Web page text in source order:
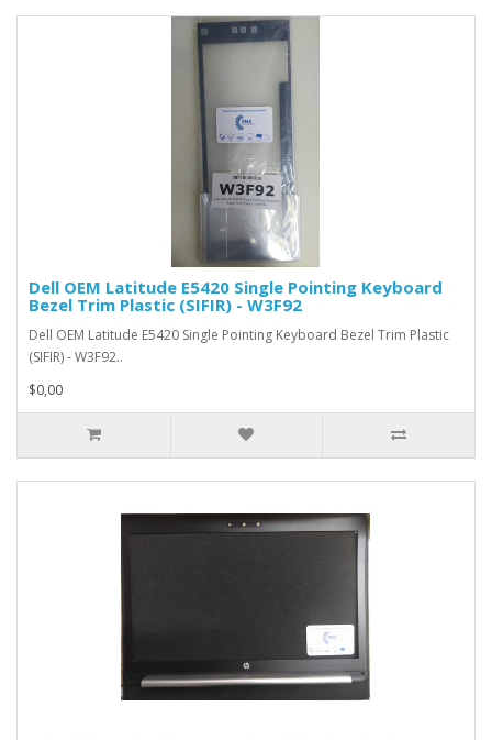
Dell OEM Latitude E5420 Single Pointing Keyboard
Bezel Trim Plastic (SIFIR) - W3F92
Dell OEM Latitude E5420 Single Pointing Keyboard Bezel Trim Plastic
(SIFIR) - W3F92..
$0,00